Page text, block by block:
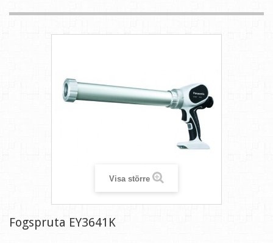
Visa större
Fogspruta EY3641K